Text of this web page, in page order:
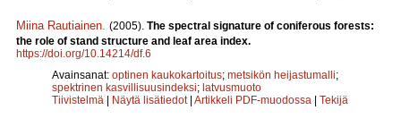
Miina Rautiainen (2005). The spectral signature of coniferous forests:
the role of stand structure and leaf area index.
https://doi.org/10.14214/df.6
Avainsanat: optinen kaukokartoitus; metsikön heijastumalli;
spektrinen kasvillisuusindeksi; latvusmuoto
Tiivistelmä | Näytä lisätiedot | Artikkeli PDF-muodossa | Tekijä